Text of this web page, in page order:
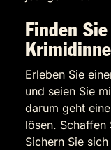
Finden
Erleben Sie
und seien Sie
darum geht
lösen. Schaffen
Sichern Sie